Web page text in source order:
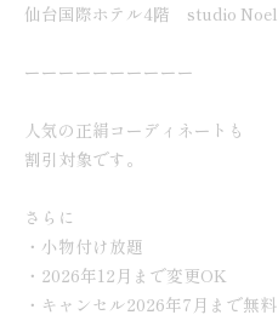
仙台国際ホテル4階 studio Noel
ーーーーーーーーーー
人気の正絹コーディネートも
割引対象です。
さらに
・小物付け放題
・2026年12月まで変更OK
・キャンセル2026年7月まで無料